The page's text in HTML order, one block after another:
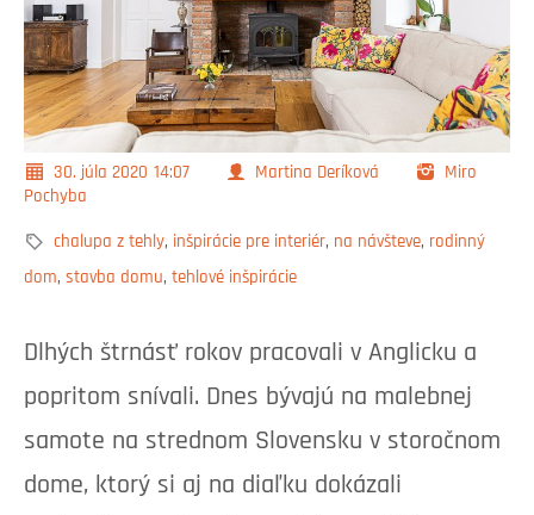
30. júla 2020 14:07 Martina Deríková
Miro
Pochyba
chalupa z tehly, inšpirácie pre interiér, na návšteve, rodinný
dom, stavba domu, tehlové inšpirácie
Dlhých štrnásť rokov pracovali v Anglicku a
popritom snívali. Dnes bývajú na malebnej
samote na strednom Slovensku v storočnom
dome, ktorý si aj na diaľku dokázali